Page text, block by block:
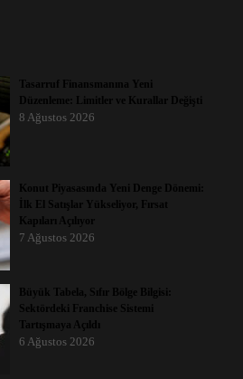
Tasarruf Finansmanına Yeni
Düzenleme: Limitler ve Kurallar Değişti
8 Ağustos 2026
Konut Piyasasında Yeni Denge Dönemi:
İlk El Satışlar Yükseliyor, Fırsat
Kapıları Açılıyor
7 Ağustos 2026
Büyük Tabela, Sıfır Bölge Bilgisi:
Sektördeki Franchise Sistemi
Tartışmaya Açıldı
6 Ağustos 2026